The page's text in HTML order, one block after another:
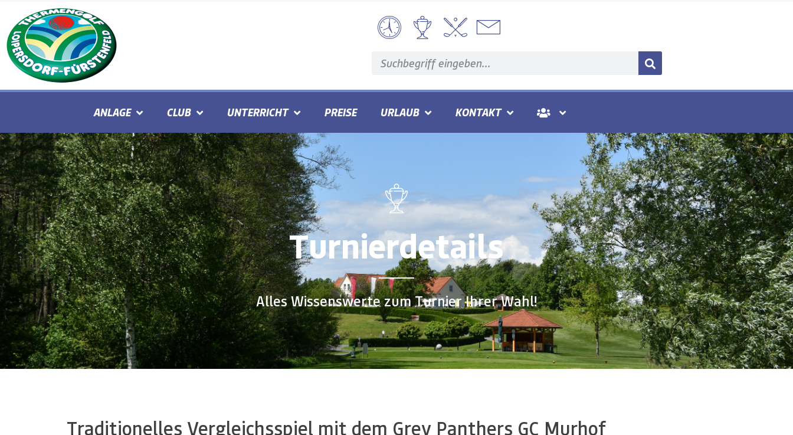
ANLAGE CLUB UNTERRICHT PREISE URLAUB KONTAKT
Turnierdetails
Alles Wissenswerte zum Turnier Ihrer Wahl!
Traditionelles Vergleichsspiel mit dem Grey Panthers GC Murhof